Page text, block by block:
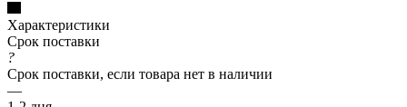
Характеристики
Срок поставки
?
Срок поставки, если товара нет в наличии
—